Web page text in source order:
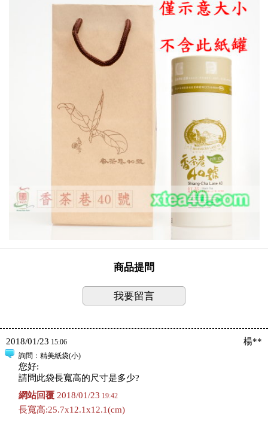
商品提問
我要留言
2018/01/23 15:06 楊**
詢問 ：精美紙袋(小)
您好:
請問此袋長寬高的尺寸是多少?
網站回覆2018/01/23 19:42
長寬高:25.7x12.1x12.1(cm)